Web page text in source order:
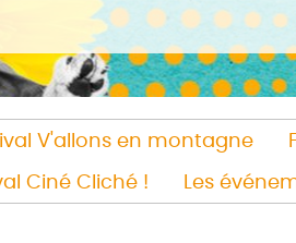
V'allons en montagne
Ciné Cliché ! Les